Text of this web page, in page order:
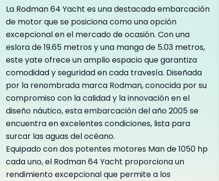
La Rodman 64 Yacht es una destacada embarcación
de motor que se posiciona como una opción
excepcional en el mercado de ocasión. Con una
eslora de 19.65 metros y una manga de 5.03 metros,
este yate ofrece un amplio espacio que garantiza
comodidad y seguridad en cada travesía. Diseñada
por la renombrada marca Rodman, conocida por su
compromiso con la calidad y la innovación en el
diseño náutico, esta embarcación del año 2005 se
encuentra en excelentes condiciones, lista para
surcar las aguas del océano.
Equipado con dos potentes motores Man de 1050 hp
cada uno, el Rodman 64 Yacht proporciona un
rendimiento excepcional que permite a los